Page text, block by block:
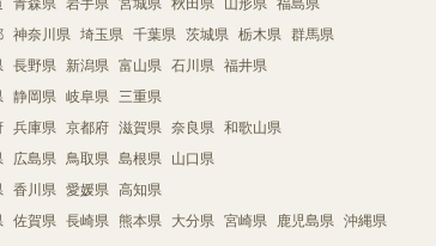
青森県 岩手県 宮城県 秋田県 山形県 福島県
神奈川県 埼玉県 千葉県 茨城県 栃木県 群馬県
長野県 新潟県 富山県 石川県 福井県
静岡県 岐阜県 三重県
兵庫県 京都府 滋賀県 奈良県 和歌山県
広島県 鳥取県 島根県 山口県
香川県 愛媛県 高知県
佐賀県 長崎県 熊本県 大分県 宮崎県 鹿児島県 沖縄県